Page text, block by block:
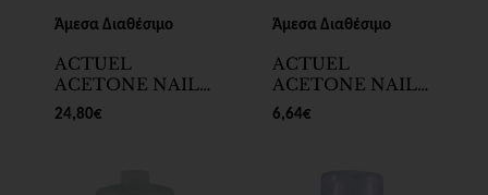
Άμεσα Διαθέσιμο
ACTUEL
ACETONE NAIL
POLISH
REMOVER 99%
24,80€
Άμεσα Διαθέσιμο
ACTUEL
ACETONE NAIL
POLISH
REMOVER
6,64€